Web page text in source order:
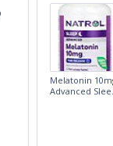
Melatonin
Advanced